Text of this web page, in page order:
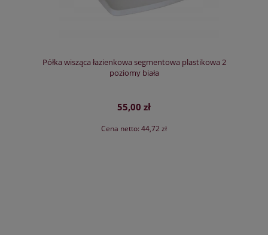
Półka wisząca łazienkowa segmentowa plastikowa 2
poziomy biała
55,00 zł
Cena netto: 44,72 zł